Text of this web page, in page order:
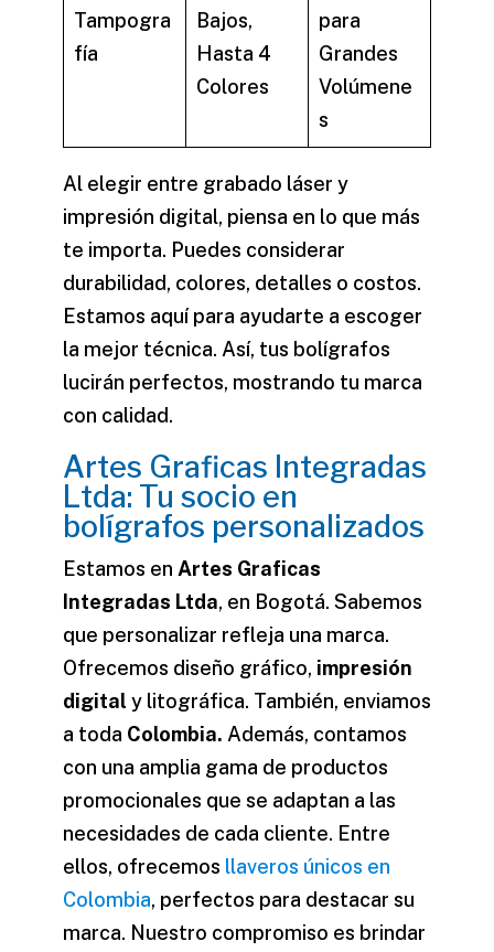
Tampogra
fía
Bajos,
Hasta 4
Colores
para
Grandes
Volúmene
s
Al elegir entre grabado láser y
impresión digital, piensa en lo que más
te importa. Puedes considerar
durabilidad, colores, detalles o costos.
Estamos aquí para ayudarte a escoger
la mejor técnica. Así, tus bolígrafos
lucirán perfectos, mostrando tu marca
con calidad.
Artes Graficas Integradas
Ltda: Tu socio en
bolígrafos personalizados
Estamos en Artes Graficas
Integradas Ltda, en Bogotá. Sabemos
que personalizar refleja una marca.
Ofrecemos diseño gráfico, impresión
digital y litográfica. También, enviamos
a toda Colombia. Además, contamos
con una amplia gama de productos
promocionales que se adaptan a las
necesidades de cada cliente. Entre
ellos, ofrecemos llaveros únicos en
Colombia, perfectos para destacar su
marca. Nuestro compromiso es brindar